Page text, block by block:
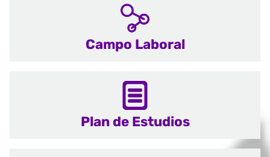
Campo Laboral
Plan de Estudios